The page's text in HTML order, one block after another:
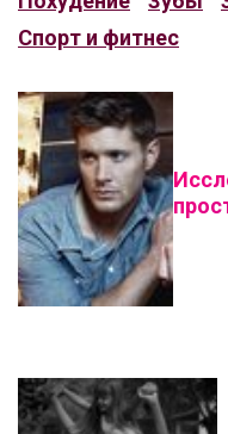
Спорт и фитнес